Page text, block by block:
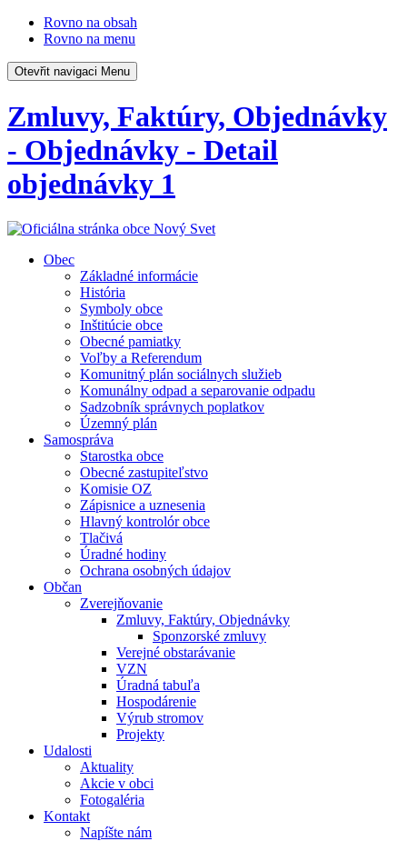
Rovno na obsah
Rovno na menu
Otevřit navigaci Menu
Zmluvy, Faktúry, Objednávky
- Objednávky - Detail
objednávky 1
Obec
Základné informácie
História
Symboly obce
Inštitúcie obce
Obecné pamiatky
Voľby a Referendum
Komunitný plán sociálnych služieb
Komunálny odpad a separovanie odpadu
Sadzobník správnych poplatkov
Územný plán
Samospráva
Starostka obce
Obecné zastupiteľstvo
Komisie OZ
Zápisnice a uznesenia
Hlavný kontrolór obce
Tlačivá
Úradné hodiny
Ochrana osobných údajov
Občan
Zverejňovanie
Zmluvy, Faktúry, Objednávky
Sponzorské zmluvy
Verejné obstarávanie
VZN
Úradná tabuľa
Hospodárenie
Výrub stromov
Projekty
Udalosti
Aktuality
Akcie v obci
Fotogaléria
Kontakt
Napíšte nám